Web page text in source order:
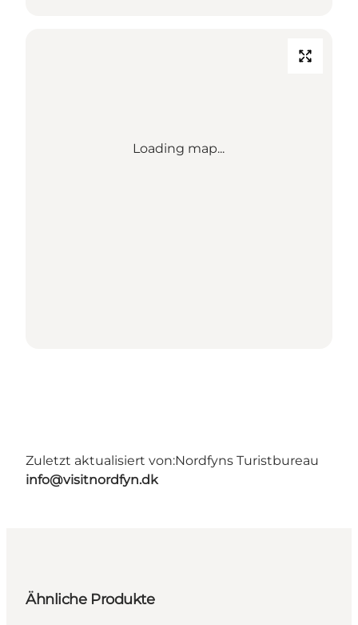
Loading map...
Zuletzt aktualisiert von:Nordfyns Turistbureau
info@visitnordfyn.dk
Ähnliche Produkte